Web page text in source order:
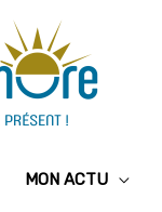
MON ACTU